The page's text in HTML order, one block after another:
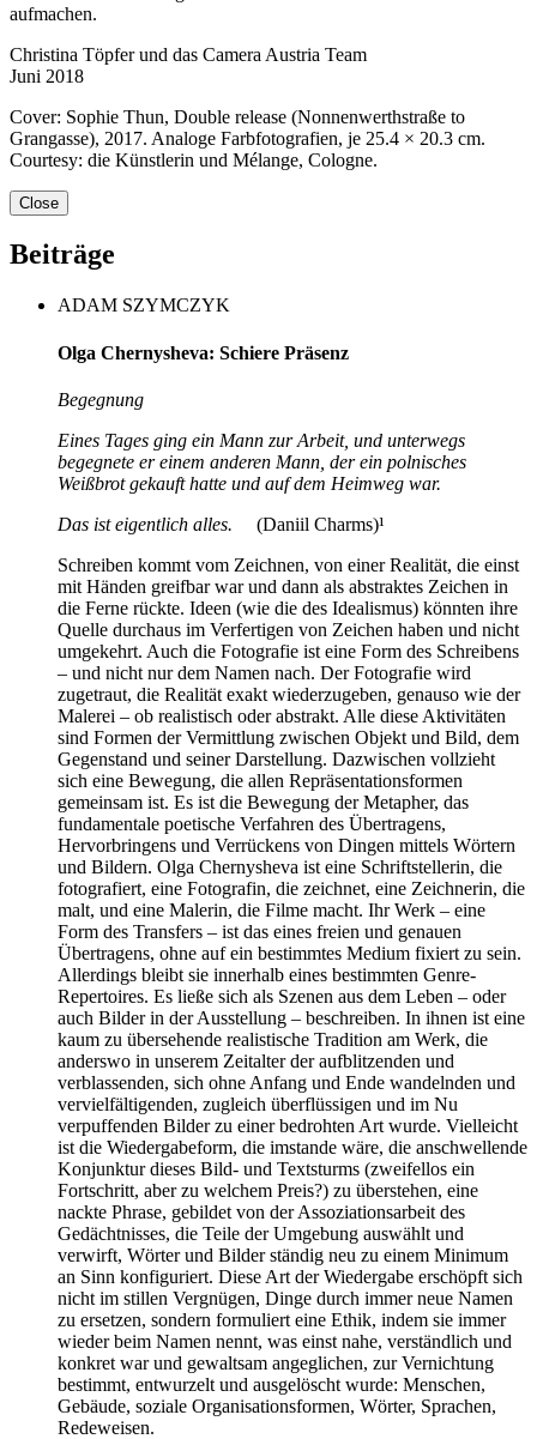
aufmachen.
Christina Töpfer und das Camera Austria Team
Juni 2018
Cover: Sophie Thun, Double release (Nonnenwerthstraße to
Grangasse), 2017. Analoge Farbfotografien, je 25.4 × 20.3 cm.
Courtesy: die Künstlerin und Mélange, Cologne.
Close
Beiträge
ADAM SZYMCZYK
Olga Chernysheva: Schiere Präsenz
Begegnung
Eines Tages ging ein Mann zur Arbeit, und unterwegs
begegnete er einem anderen Mann, der ein polnisches
Weißbrot gekauft hatte und auf dem Heimweg war.
Das ist eigentlich alles.
(Daniil Charms)¹
Schreiben kommt vom Zeichnen, von einer Realität, die einst
mit Händen greifbar war und dann als abstraktes Zeichen in
die Ferne rückte. Ideen (wie die des Idealismus) könnten ihre
Quelle durchaus im Verfertigen von Zeichen haben und nicht
umgekehrt. Auch die Fotografie ist eine Form des Schreibens
– und nicht nur dem Namen nach. Der Fotografie wird
zugetraut, die Realität exakt wiederzugeben, genauso wie der
Malerei – ob realistisch oder abstrakt. Alle diese Aktivitäten
sind Formen der Vermittlung zwischen Objekt und Bild, dem
Gegenstand und seiner Darstellung. Dazwischen vollzieht
sich eine Bewegung, die allen Repräsentationsformen
gemeinsam ist. Es ist die Bewegung der Metapher, das
fundamentale poetische Verfahren des Übertragens,
Hervorbringens und Verrückens von Dingen mittels Wörtern
und Bildern. Olga Chernysheva ist eine Schriftstellerin, die
fotografiert, eine Fotografin, die zeichnet, eine Zeichnerin, die
malt, und eine Malerin, die Filme macht. Ihr Werk – eine
Form des Transfers – ist das eines freien und genauen
Übertragens, ohne auf ein bestimmtes Medium fixiert zu sein.
Allerdings bleibt sie innerhalb eines bestimmten Genre-
Repertoires. Es ließe sich als Szenen aus dem Leben – oder
auch Bilder in der Ausstellung – beschreiben. In ihnen ist eine
kaum zu übersehende realistische Tradition am Werk, die
anderswo in unserem Zeitalter der aufblitzenden und
verblassenden, sich ohne Anfang und Ende wandelnden und
vervielfältigenden, zugleich überflüssigen und im Nu
verpuffenden Bilder zu einer bedrohten Art wurde. Vielleicht
ist die Wiedergabeform, die imstande wäre, die anschwellende
Konjunktur dieses Bild- und Textsturms (zweifellos ein
Fortschritt, aber zu welchem Preis?) zu überstehen, eine
nackte Phrase, gebildet von der Assoziationsarbeit des
Gedächtnisses, die Teile der Umgebung auswählt und
verwirft, Wörter und Bilder ständig neu zu einem Minimum
an Sinn konfiguriert. Diese Art der Wiedergabe erschöpft sich
nicht im stillen Vergnügen, Dinge durch immer neue Namen
zu ersetzen, sondern formuliert eine Ethik, indem sie immer
wieder beim Namen nennt, was einst nahe, verständlich und
konkret war und gewaltsam angeglichen, zur Vernichtung
bestimmt, entwurzelt und ausgelöscht wurde: Menschen,
Gebäude, soziale Organisationsformen, Wörter, Sprachen,
Redeweisen.